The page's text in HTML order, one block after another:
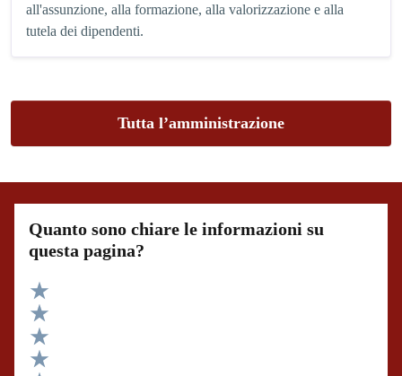
all'assunzione, alla formazione, alla valorizzazione e alla
tutela dei dipendenti.
Tutta l’amministrazione
Quanto sono chiare le informazioni su
questa pagina?
Valuta 5 stelle su 5
Valuta 4 stelle su 5
Valuta 3 stelle su 5